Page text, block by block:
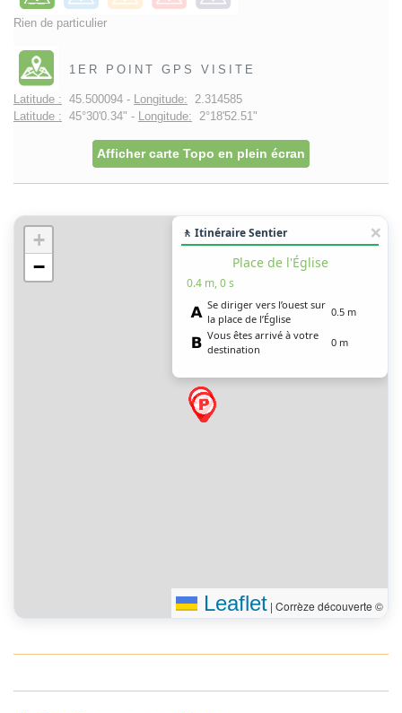
Rien de particulier
1ER POINT GPS VISITE
Latitude : 45.500094 - Longitude: 2.314585
Latitude : 45°30'0.34" - Longitude: 2°18'52.51"
Afficher carte Topo en plein écran
+
−
🚶 Itinéraire Sentier
Place de l'Église
0.4 m, 0 s
Se diriger vers l’ouest sur
la place de l’Église
0.5 m
Vous êtes arrivé à votre
destination
0 m
Leaflet | Corrèze découverte ©